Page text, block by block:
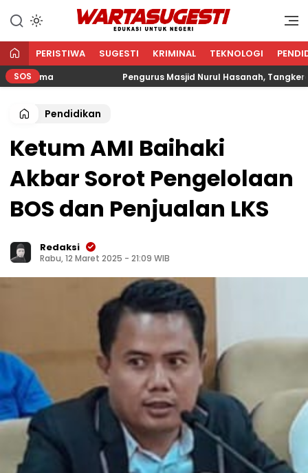
WARTA SUGESTI √ EDUKASI
Edukasi Untuk Negeri
PERISTIWA SUGESTI KRIMINAL TEKNOLOGI
SOS Pengurus Masjid Nurul Hasanah, Tangkerang
Pendidikan
Ketum AMI Baihaki
Akbar Sorot Pengelolaan
BOS dan Penjualan LKS
Redaksi
Rabu, 12 Maret 2025 - 21:09 WIB